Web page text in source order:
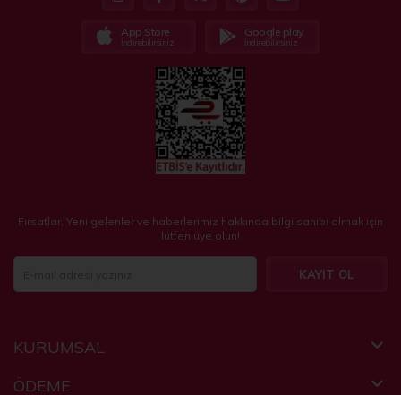
App Store
İndirebilirsiniz
Google play
İndirebilirsiniz
Fırsatlar, Yeni gelenler ve haberlerimiz hakkında bilgi sahibi olmak için
lütfen üye olun!
KAYIT OL
KURUMSAL
ÖDEME